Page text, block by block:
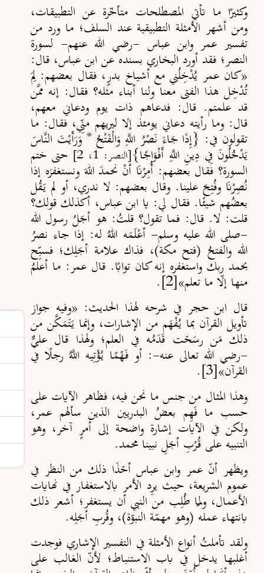
وكثيرًا ما تأتي المصطلحات متأخّرة عن التطبيقات،
ومن أشهر الأمثلة التطبيقية عند السلف؛ ما ورد من
تفسير عمر وابن عباس -رضي الله عنهم- لسورة
النصر؛ فقد أورد البخاري بسنده عن ابن عباس، قال:
«كان عمر يُدْخِلُني مع أشياخ بدرٍ، فقال بعضهم: لِمَ
تُدْخِل هذا الفتى معنا ولنا أبناء مثله؟ فقال: إنه ممَّن
قد علمتم. قال: فدعاهم ذات يوم ودعاني معهم،
قال: وما رأيته دعاني يومئذ إلا ليريهم منِّي، فقال: ما
تقولون في: {إِذَا جَاءَ نَصْرُ اللَّهِ وَالْفَتْحُ * وَرَأَيْتَ النَّاسَ
يَدْخُلُونَ فِي دِينِ اللَّهِ أَفْوَاجًا}[النصر: 1، 2] حتى ختم
السورة؟ فقال بعضهم: أُمِرْنَا أنْ نحمدَ اللهَ ونستغفرَه إذا
نُصِرْنَا وفُتِحَ علينا. وقال بعضهم: لا ندري، أو لم يَقُل
بعضُهم شيئًا. فقال لي: يا ابن عباس، أكذلك قولك؟
قلت: لا. قال: فما تقول؟ قلتُ: هو أجَلُ رسول الله
-صلى الله عليه وسلم- أعْلَمَه اللهُ له: إذا جاء نصرُ
الله والفتحُ (فتح مكة)، فذاك علامة أجَلِك؛ فسبِّح
بحمد ربك واستغفره إنه كان توابا. قال عمر: ما أعلمُ
منها إلّا ما تعلم»[2]
.
قال ابن حجر في شرحه لهذا الحديث: «وفيه جواز
تأويل القرآن بما يُفْهَم من الإشارات، وإنما يَتَمَكَّن من
ذلك مَن رسَخَت قَدَمُه في العلم؛ ولهذا قال عليٌّ
-رضي الله تعالى عنه-: أو فَهْمًا يُؤْتِيه اللَّهُ رجلًا في
القرآن»[3]
.
وهذا المثال من جنس ما نحن فيه، فظاهر الآيات على
حسب ما فَهِم بعضُ البدريين الذين سألهم عمر،
ولكن في الآيات إشارة واضحة إلى أمرٍ آخر، وهو
التنبيه على قُرْبِ أجَلِ نبينا محمد.
ويظهر أنّ عمر وابن عباس أخَذَا ذلك من النظر في
عموم الشريعة، حيث يرِد الأمر بالاستغفار في نهايات
الأعمال، ولمّا طُلِب من النبي أن يستغفر؛ أشعر ذلك
بانتهاء عمله (وهو مهمّة النبوّة)، وقُربِ أجَلِه.
ولقد تأملتُ أنواع الأمثلة في التفسير الإشاري فوجدت
أغلبها يدخل في باب الاستنباط؛ لأنّ الغالب على